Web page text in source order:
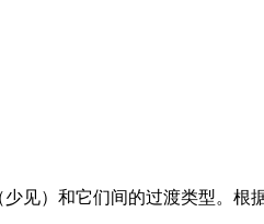
见）和它们间的过渡类型。